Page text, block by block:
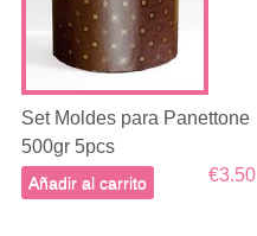
Set Moldes para Panettone
500gr 5pcs
€3.50
Añadir al carrito